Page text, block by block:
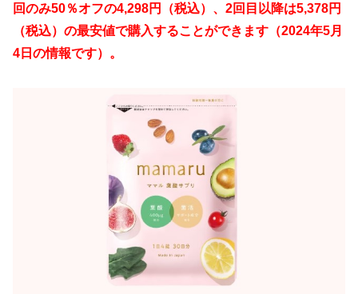
回のみ50％オフの4,298円（税込）、2回目以降は5,378円
（税込）の最安値で購入することができます（2024年5月
4日の情報です）。